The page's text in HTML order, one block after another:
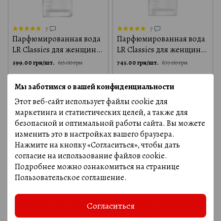
Мы заботимся о вашей конфиденциальности
Этот веб-сайт использует файлы cookie для
маркетинга и статистических целей, а также для
безопасной и оптимальной работы сайта. Вы можете
изменить это в настройках вашего браузера.
Нажмите на кнопку «Согласиться», чтобы дать
согласие на использование файлов cookie.
Подробнее можно ознакомиться на странице
Пользовательское соглашение.
Согласиться
7
Парфюмированная вода
LR Classics для женщин
Валенсия, 50 мл
599.00 грн/шт. 615.00 грн
7
Парфюмированная вода
LR Classics для женщин
Антигуа, 50 мл
745.00 грн/шт. 857.00 грн
−3%
100% ORIGINAL
7
Парфюмированная вода
LR Classics для женщин
Лос-Анджелес, 50 мл
599.00 грн/шт. 615.00 грн
6
100% ORIGINAL
Парфюмированная вода
LR Classics для женщин
599.00 грн/шт. 615.00 грн